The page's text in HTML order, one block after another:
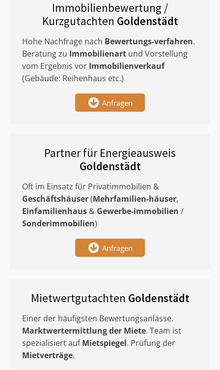
Immobilienbewertung /
Kurzgutachten Goldenstädt
Hohe Nachfrage nach Bewertungs-verfahren.
Beratung zu Immobilienart und Vorstellung
vom Ergebnis vor Immobilienverkauf
(Gebäude: Reihenhaus etc.)
Anfragen
Partner für Energieausweis
Goldenstädt
Oft im Einsatz für Privatimmobilien &
Geschäftshäuser(Mehrfamilien-häuser,
Einfamilienhaus & Gewerbe-immobilien /
Sonderimmobilien)
Anfragen
Mietwertgutachten Goldenstädt
Einer der häufigsten Bewertungsanlässe.
Marktwertermittlungder Miete. Team ist
spezialisiert aufMietspiegel. Prüfung der
Mietverträge.